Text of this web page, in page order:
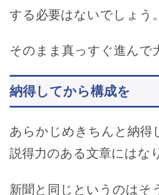
する必要はないでしょう。
そのまま真っすぐ進んで
納得してから構成を
あらかじめきちんと納得
説得力のある文章にはな
新聞と同じというのはそ